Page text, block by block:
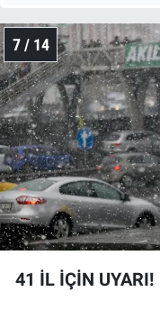
7 / 14
41 İL İÇİN UYARI!